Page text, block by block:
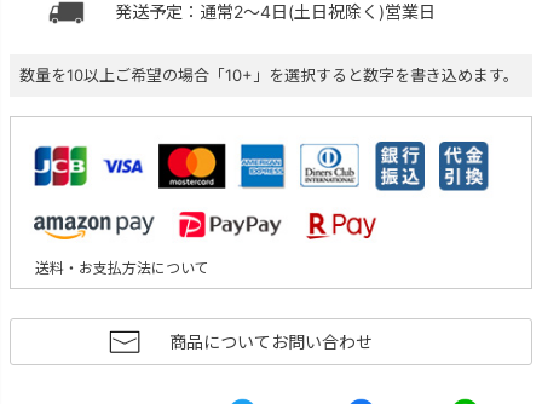
発送予定：通常2～4日(土日祝除く)営業日
数量を10以上ご希望の場合「10+」を選択すると数字を書き込めます。
送料・お支払方法について
商品についてお問い合わせ